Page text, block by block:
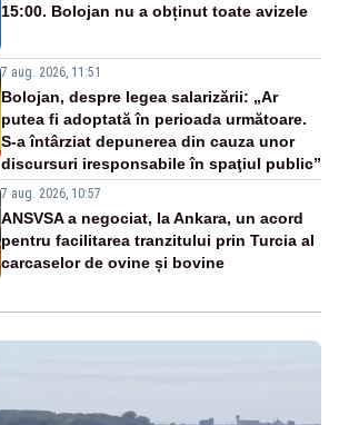
15:00. Bolojan nu a obținut toate avizele
7 aug. 2026, 11:51
Bolojan, despre legea salarizării: „Ar
putea fi adoptată în perioada următoare.
S-a întârziat depunerea din cauza unor
discursuri iresponsabile în spaţiul public”
7 aug. 2026, 10:57
ANSVSA a negociat, la Ankara, un acord
pentru facilitarea tranzitului prin Turcia al
carcaselor de ovine și bovine